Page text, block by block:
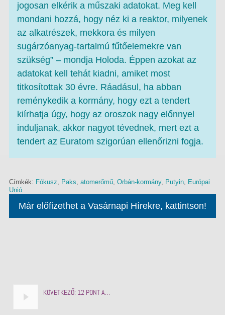
jogosan elkérik a műszaki adatokat. Meg kell
mondani hozzá, hogy néz ki a reaktor, milyenek
az alkatrészek, mekkora és milyen
sugárzóanyag-tartalmú fűtőelemekre van
szükség” – mondja Holoda. Éppen azokat az
adatokat kell tehát kiadni, amiket most
titkosítottak 30 évre. Ráadásul, ha abban
reménykedik a kormány, hogy ezt a tendert
kiírhatja úgy, hogy az oroszok nagy előnnyel
induljanak, akkor nagyot tévednek, mert ezt a
tendert az Euratom szigorúan ellenőrizni fogja.
Címkék: Fókusz Paks atomerőmű, Orbán-kormány, Putyin,
Európai
Unió
Már előfizethet a Vasárnapi Hírekre, kattintson!
KÖVETKEZŐ: 12 PONT A…